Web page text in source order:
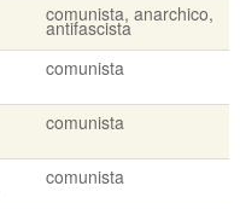
comunista, anarchico,
antifascista
comunista
comunista
comunista